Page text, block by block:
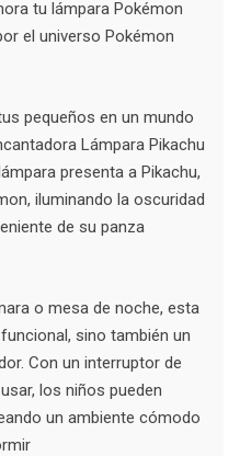
tu lámpara Pokémon
el universo Pokémon
pequeños en un mundo
Lámpara Pikachu
presenta a Pikachu,
iluminando la oscuridad
de su panza
o mesa de noche, esta
sino también un
Con un interruptor de
los niños pueden
un ambiente cómodo